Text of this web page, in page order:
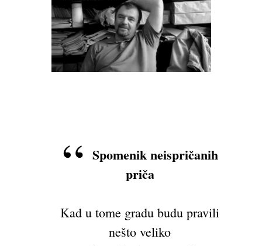
Spomenik neispričanih
priča
Kad u tome gradu budu pravili
nešto veliko